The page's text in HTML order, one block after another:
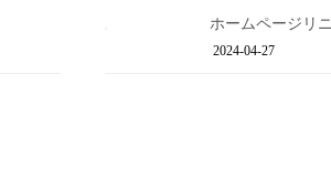
ホームページリ
2024-04-27